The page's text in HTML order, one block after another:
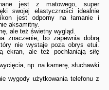
jest z matowego, super
swojej elastyczności idealnie
jest odporny na łamanie i
aksamitny.
ale też świetny wygląd.
znaczenie, bo zapewnia dobrą
nie wystaje poza obrys etui.
ekran, ale też pochłaniają siłę
np. na kamerę, słuchawki
wygody użytkowania telefonu z